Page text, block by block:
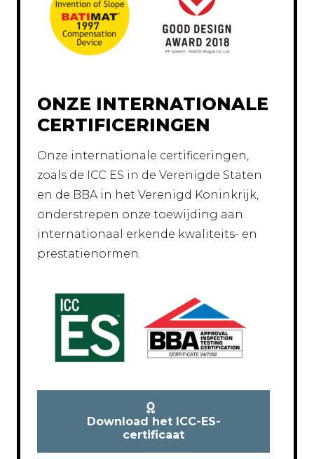
ONZE INTERNATIONALE
CERTIFICERINGEN
Onze internationale certificeringen,
zoals de ICC ES in de Verenigde Staten
en de BBA in het Verenigd Koninkrijk,
onderstrepen onze toewijding aan
internationaal erkende kwaliteits- en
prestatienormen.
Download het ICC-ES-
certificaat